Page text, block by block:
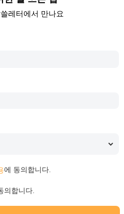
레터에서 만나요
에 동의합니다.
의합니다.